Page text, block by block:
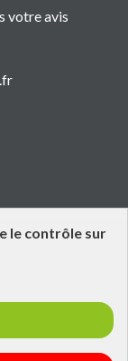
votre avis
le contrôle sur